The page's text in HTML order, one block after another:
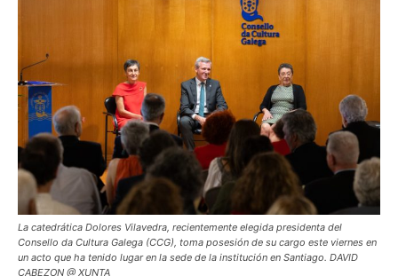
La catedrática Dolores Vilavedra, recientemente elegida presidenta del
Consello da Cultura Galega (CCG), toma posesión de su cargo este viernes en
un acto que ha tenido lugar en la sede de la institución en Santiago. DAVID
CABEZON @ XUNTA